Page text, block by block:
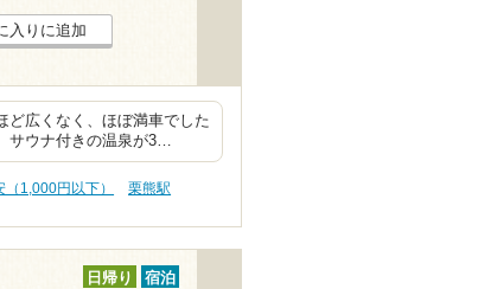
入りに追加
ど広くなく、ほぼ満車でした
サウナ付きの温泉が3…
（1,000円以下）
栗熊駅
日帰り 宿泊